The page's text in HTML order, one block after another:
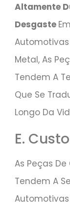
Altamente
Desgaste
Automotivas
Metal, As
Tendem A
Que Se
Longo Da
E. Custo
As Peças
Tendem A
Automotivas